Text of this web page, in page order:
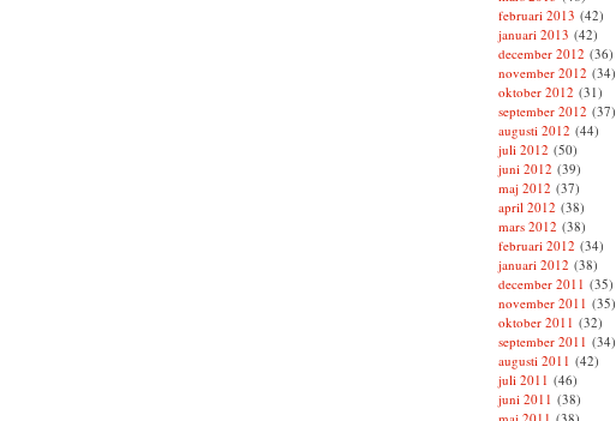
februari 2013 (42)
januari 2013 (42)
december 2012 (36)
november 2012 (34)
oktober 2012 (31)
september 2012 (37)
augusti 2012 (44)
juli 2012 (50)
juni 2012 (39)
maj 2012 (37)
april 2012 (38)
mars 2012 (38)
februari 2012 (34)
januari 2012 (38)
december 2011 (35)
november 2011 (35)
oktober 2011 (32)
september 2011 (34)
augusti 2011 (42)
juli 2011 (46)
juni 2011 (38)